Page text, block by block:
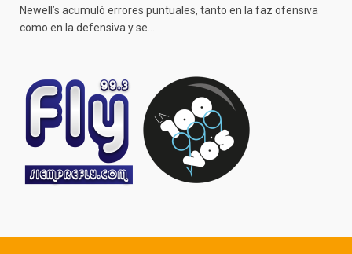
Newell’s acumuló errores puntuales, tanto en la faz ofensiva
como en la defensiva y se…